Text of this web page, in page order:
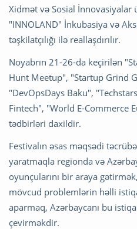
Xidmət və Sosial
"INNOLAND" İnkubasiya və
təşkilatçılığı ilə reallaşdırılır.
Noyabrın 21-26-da keçirilən
Hunt Meetup", "Startup Grind
"DevOpsDays Baku",
Fintech", "World E-Commerce
tədbirləri daxildir.
Festivalın əsas məqsədi
yaratmaqla regionda və
oyunçularını bir araya
mövcud problemlərin həlli
aparmaq, Azərbaycanı bu
çevirməkdir.